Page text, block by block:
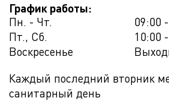
График работы:
Пн. - Чт.
09:00
Пт., Сб.
10:00
Воскресенье
Каждый последний вторник
санитарный день